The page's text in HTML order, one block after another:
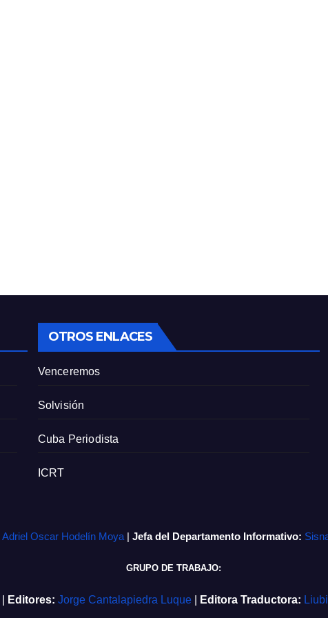
OTROS ENLACES
Venceremos
Solvisión
Cuba Periodista
ICRT
Adriel Oscar Hodelín Moya | Jefa del Departamento Informativo:
GRUPO DE TRABAJO:
Editores: Jorge Cantalapiedra Luque Editora Traductora: